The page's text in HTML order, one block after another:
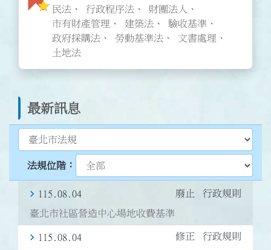
民法 行政程序法
財團法人
市有財產管理
建築法
驗收基準
政府採購法
勞動基準法
文書處理
土地法
最新訊息
選擇最新訊息類型
選擇臺北法規位階
115.08.04 廢止 行政規則
臺北市社區營造中心場地收費基準
115.08.04 修正 行政規則